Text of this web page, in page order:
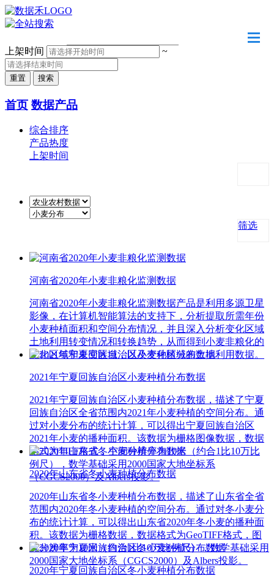
上架时间
~
首页 数据产品
综合排序
产品热度
上架时间
筛选
河南省2020年小麦非粮化监测数据
河南省2020年小麦非粮化监测数据产品是利用多源卫星
影像，在计算机智能算法的支持下，分析提取所需年份
小麦种植面积和空间分布情况，并且深入分析变化区域
土地利用转变情况和转换趋势，从而得到小麦非粮化的
变化区域和未变区域，以及变化区域的土地利用数据。
2021年宁夏回族自治区小麦种植分布数据
2021年宁夏回族自治区小麦种植分布数据，描述了宁夏
回族自治区全省范围内2021年小麦种植的空间分布。通
过对小麦分布的统计计算，可以得出宁夏回族自治区
2021年小麦的播种面积。该数据为栅格图像数据，数据
格式为TIFF格式，空间分辨率为10米（约合1比10万比
例尺），数学基础采用2000国家大地坐标系
（CGCS2000）及Albers投影。
2020年山东省冬小麦种植分布数据
2020年山东省冬小麦种植分布数据，描述了山东省全省
范围内2020年冬小麦种植的空间分布。通过对冬小麦分
布的统计计算，可以得出山东省2020年冬小麦的播种面
积。该数据为栅格数据，数据格式为GeoTIFF格式，图
像分辨率为10米（约合1比10万比例尺），数学基础采用
2000国家大地坐标系（CGCS2000）及Albers投影。
2020年宁夏回族自治区冬小麦种植分布数据